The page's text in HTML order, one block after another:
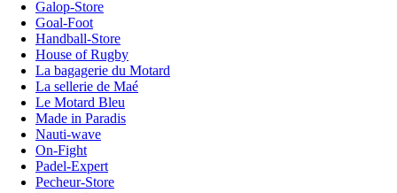
Galop-Store
Goal-Foot
Handball-Store
House of Rugby
La bagagerie du Motard
La sellerie de Maé
Le Motard Bleu
Made in Paradis
Nauti-wave
On-Fight
Padel-Expert
Pecheur-Store